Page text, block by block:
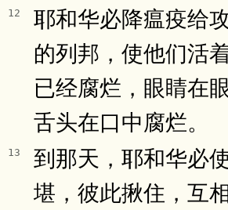
12
耶和华必降瘟疫给
的列邦，使他们活
已经腐烂，眼睛在
舌头在口中腐烂。
13
到那天，耶和华必
堪，彼此揪住，互相